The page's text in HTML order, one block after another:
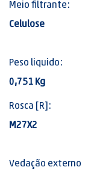
Meio filtrante:
Celulose
Peso liquido:
0,751 Kg
Rosca [R]:
M27X2
Vedação externo